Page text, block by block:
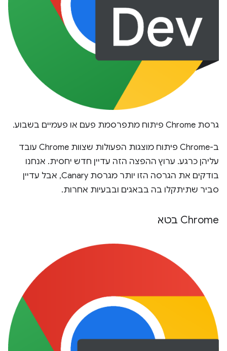
גרסת Chrome פיתוח מתפרסמת פעם או פעמיים בשבוע.
ב-Chrome פיתוח מוצגות הפעולות שצוות Chrome עובד
עליהן כרגע. ערוץ ההפצה הזה עדיין חדש יחסית. אנחנו
בודקים את הגרסה הזו יותר מגרסת Canary, אבל עדיין
סביר שתיתקלו בה בבאגים ובבעיות אחרות.
Chrome בטא